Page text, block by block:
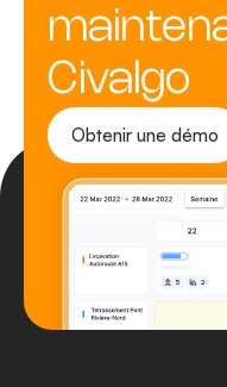
Civalgo
Obtenir une démo